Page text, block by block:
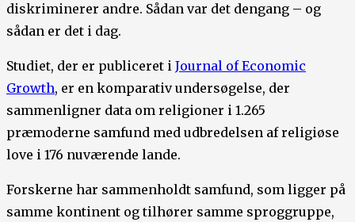
diskriminerer andre. Sådan var det dengang – og
sådan er det i dag.
Studiet, der er publiceret i Journal of Economic
Growth, er en komparativ undersøgelse, der
sammenligner data om religioner i 1.265
præmoderne samfund med udbredelsen af religiøse
love i 176 nuværende lande.
Forskerne har sammenholdt samfund, som ligger på
samme kontinent og tilhører samme sproggruppe,